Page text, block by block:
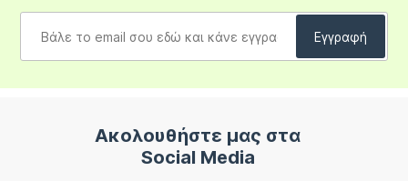
Ακολουθήστε μας στα
Social Media